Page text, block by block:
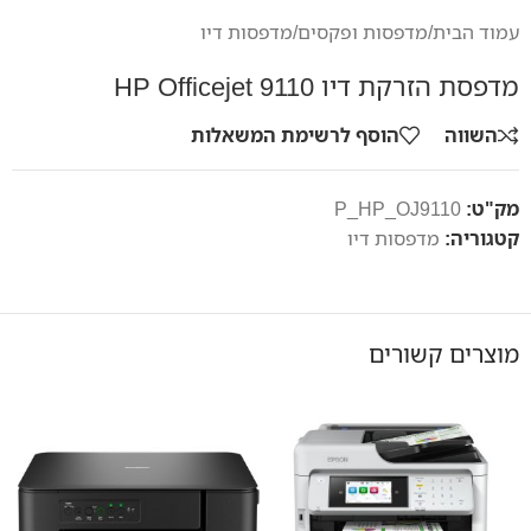
עמוד הבית/מדפסות ופקסים/מדפסות דיו
מדפסת הזרקת דיו HP Officejet 9110
השווה הוסף לרשימת המשאלות
מק"ט: P_HP_OJ9110
קטגוריה: מדפסות דיו
מוצרים קשורים